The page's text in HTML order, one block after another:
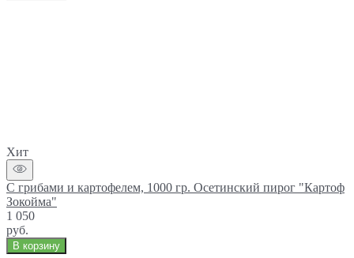
Хит
С грибами и картофелем, 1000 гр. Осетинский пирог "Картоф
Зокойма"
1 050
руб.
В корзину